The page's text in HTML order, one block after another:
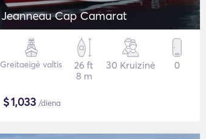
Jeanneau Cap Camarat
Greitaeigė valtis
26 ft
8 m
30 Kruizinė 0
$1,033 /diena